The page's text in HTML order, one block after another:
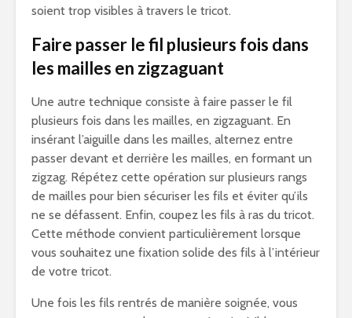
soient trop visibles à travers le tricot.
Faire passer le fil plusieurs fois dans
les mailles en zigzaguant
Une autre technique consiste à faire passer le fil
plusieurs fois dans les mailles, en zigzaguant. En
insérant l’aiguille dans les mailles, alternez entre
passer devant et derrière les mailles, en formant un
zigzag. Répétez cette opération sur plusieurs rangs
de mailles pour bien sécuriser les fils et éviter qu’ils
ne se défassent. Enfin, coupez les fils à ras du tricot.
Cette méthode convient particulièrement lorsque
vous souhaitez une fixation solide des fils à l’intérieur
de votre tricot.
Une fois les fils rentrés de manière soignée, vous